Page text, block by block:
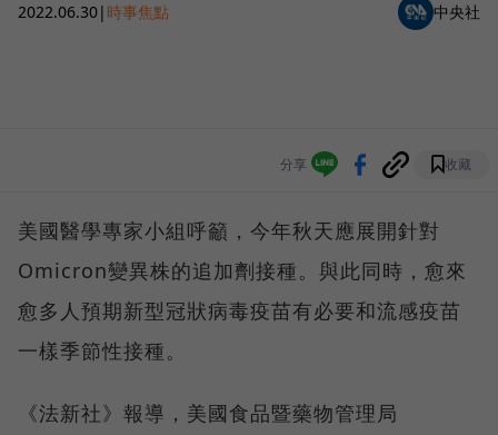
2022.06.30| 時事焦點 中央社
分享 收藏
美國醫學專家小組呼籲，今年秋天應展開針對
Omicron變異株的追加劑接種。與此同時，愈來
愈多人預期新型冠狀病毒疫苗有必要和流感疫苗
一樣季節性接種。
《法新社》報導，美國食品暨藥物管理局